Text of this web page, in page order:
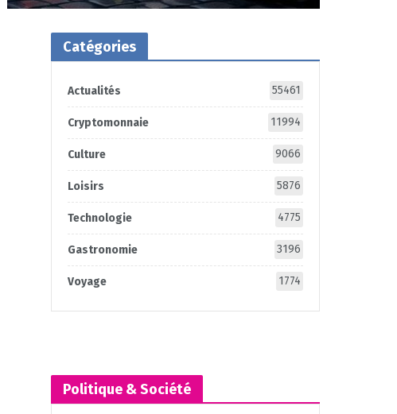
Catégories
Actualités 55461
Cryptomonnaie 11994
Culture 9066
Loisirs 5876
Technologie 4775
Gastronomie 3196
Voyage 1774
Politique & Société